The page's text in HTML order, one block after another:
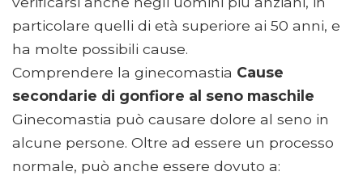
particolare quelli di età superiore ai 50 anni, e
ha molte possibili cause.
Comprendere la ginecomastia Cause
secondarie di gonfiore al seno maschile
Ginecomastia può causare dolore al seno in
alcune persone. Oltre ad essere un processo
normale, può anche essere dovuto a: